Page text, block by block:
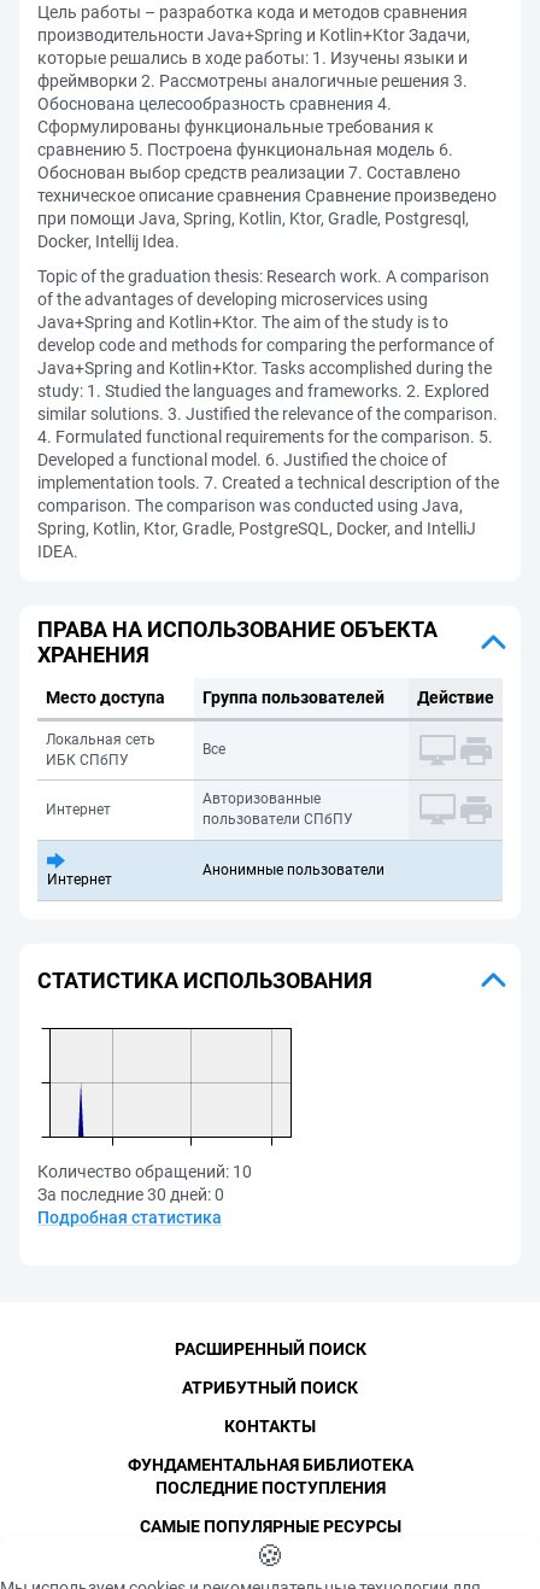
Цель работы – разработка кода и методов сравнения
производительности Java+Spring и Kotlin+Ktor Задачи,
которые решались в ходе работы: 1. Изучены языки и
фреймворки 2. Рассмотрены аналогичные решения 3.
Обоснована целесообразность сравнения 4.
Сформулированы функциональные требования к
сравнению 5. Построена функциональная модель 6.
Обоснован выбор средств реализации 7. Составлено
техническое описание сравнения Сравнение произведено
при помощи Java, Spring, Kotlin, Ktor, Gradle, Postgresql,
Docker, Intellij Idea.
Topic of the graduation thesis: Research work. A comparison
of the advantages of developing microservices using
Java+Spring and Kotlin+Ktor. The aim of the study is to
develop code and methods for comparing the performance of
Java+Spring and Kotlin+Ktor. Tasks accomplished during the
study: 1. Studied the languages and frameworks. 2. Explored
similar solutions. 3. Justified the relevance of the comparison.
4. Formulated functional requirements for the comparison. 5.
Developed a functional model. 6. Justified the choice of
implementation tools. 7. Created a technical description of the
comparison. The comparison was conducted using Java,
Spring, Kotlin, Ktor, Gradle, PostgreSQL, Docker, and IntelliJ
IDEA.
ПРАВА НА ИСПОЛЬЗОВАНИЕ ОБЪЕКТА
ХРАНЕНИЯ
Место доступа Группа пользователей Действие
Локальная сеть
ИБК СПбПУ
Все
Интернет
Авторизованные
пользователи СПбПУ
Интернет
Анонимные пользователи
СТАТИСТИКА ИСПОЛЬЗОВАНИЯ
Количество обращений: 10
За последние 30 дней:0
Подробная статистика
СПбПУ, 1996-2026
Авторские права и персональные данные
РАСШИРЕННЫЙ ПОИСК
АТРИБУТНЫЙ ПОИСК
КОНТАКТЫ
ФУНДАМЕНТАЛЬНАЯ БИБЛИОТЕКА
ПОСЛЕДНИЕ ПОСТУПЛЕНИЯ
САМЫЕ ПОПУЛЯРНЫЕ РЕСУРСЫ
🍪